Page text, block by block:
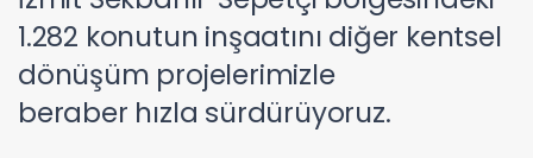
1.282 konutun inşaatını diğer kentsel
dönüşüm projelerimizle
beraber hızla sürdürüyoruz.